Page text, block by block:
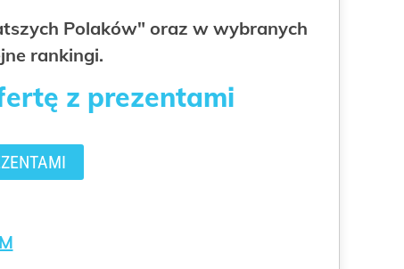
Polaków" oraz w wybranych
rankingi.
z prezentami